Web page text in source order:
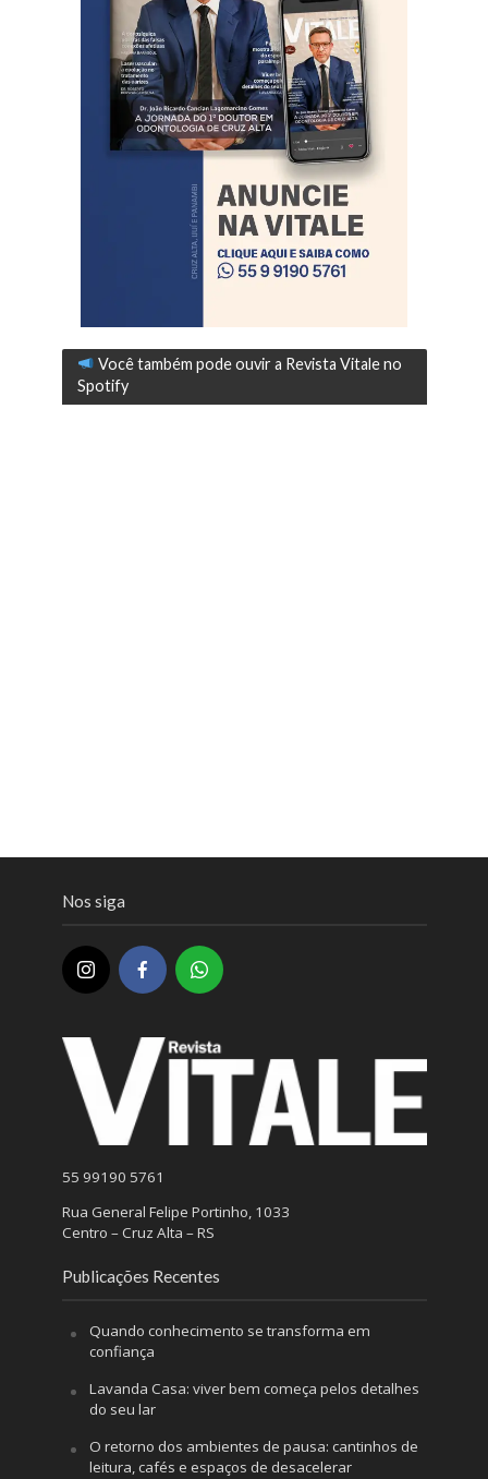
Você também pode ouvir a Revista Vitale no
Spotify
Nos siga
55 99190 5761
Rua General Felipe Portinho, 1033
Centro – Cruz Alta – RS
Publicações Recentes
Quando conhecimento se transforma em
confiança
Lavanda Casa: viver bem começa pelos detalhes
do seu lar
O retorno dos ambientes de pausa: cantinhos de
leitura, cafés e espaços de desacelerar